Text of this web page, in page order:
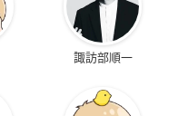
諏訪部順一